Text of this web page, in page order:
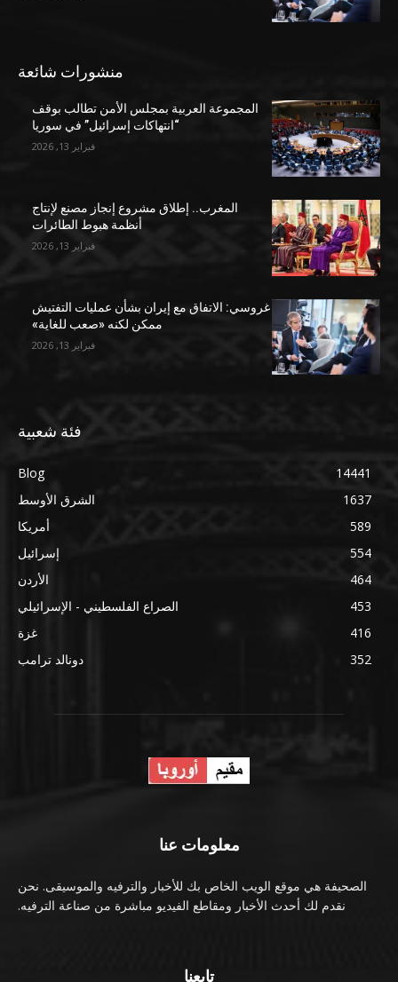
منشورات شائعة
المجموعة العربية بمجلس الأمن تطالب بوقف
“انتهاكات إسرائيل” في سوريا
فبراير 13, 2026
المغرب.. إطلاق مشروع إنجاز مصنع لإنتاج
أنظمة هبوط الطائرات
فبراير 13, 2026
غروسي: الاتفاق مع إيران بشأن عمليات التفتيش
ممكن لكنه «صعب للغاية»
فبراير 13, 2026
فئة شعبية
Blog
14441
الشرق الأوسط
1637
أمريكا
589
إسرائيل
554
الأردن
464
الصراع الفلسطيني - الإسرائيلي
453
غزة
416
دونالد ترامب
352
معلومات عنا
الصحيفة هي موقع الويب الخاص بك للأخبار والترفيه والموسيقى. نحن
نقدم لك أحدث الأخبار ومقاطع الفيديو مباشرة من صناعة الترفيه.
تابعنا